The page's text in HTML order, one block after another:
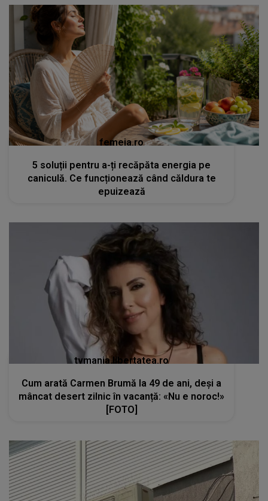
femeia.ro
5 soluții pentru a-ți recăpăta energia pe
caniculă. Ce funcționează când căldura te
epuizează
tvmania.libertatea.ro
Cum arată Carmen Brumă la 49 de ani, deși a
mâncat desert zilnic în vacanță: «Nu e noroc!»
[FOTO]